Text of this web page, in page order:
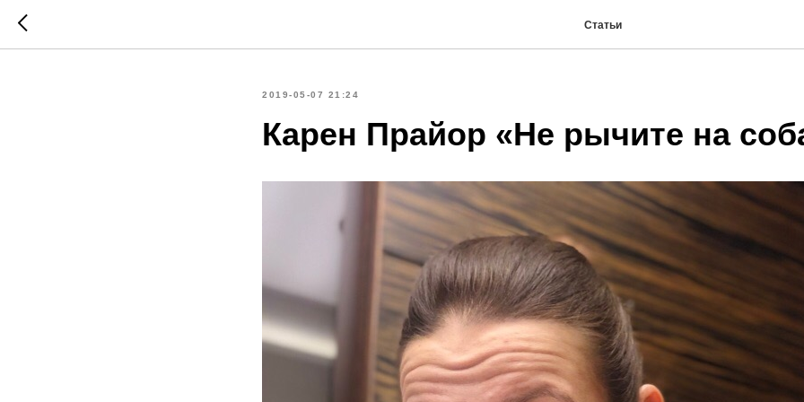
Статьи
2019-05-07 21:24
Карен Прайор «Не рычите на